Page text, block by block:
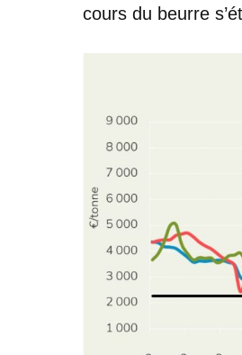
cours du beurre